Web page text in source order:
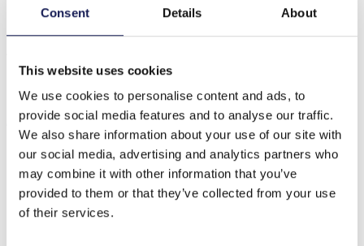
Consent Details About
This website uses cookies
We use cookies to personalise content and ads, to
provide social media features and to analyse our traffic.
We also share information about your use of our site with
our social media, advertising and analytics partners who
may combine it with other information that you’ve
provided to them or that they’ve collected from your use
of their services.
Beschrijving
Anderen kochten ook